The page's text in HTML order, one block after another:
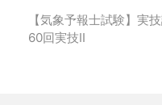
【気象予報士試験】実
60回実技Ⅱ